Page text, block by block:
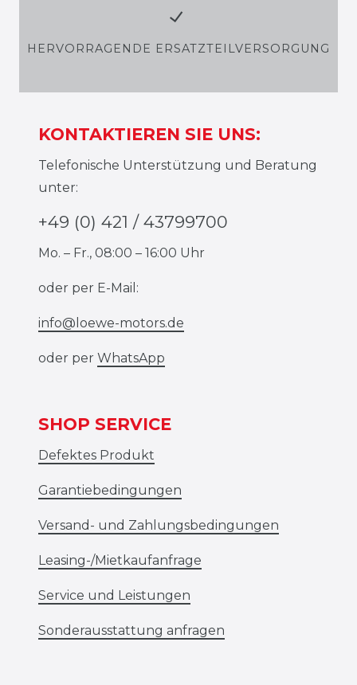
HERVORRAGENDE ERSATZTEILVERSORGUNG
KONTAKTIEREN SIE UNS:
Telefonische Unterstützung und Beratung
unter:
+49 (0) 421 / 43799700
Mo. – Fr., 08:00 – 16:00 Uhr
oder per E-Mail:
info@loewe-motors.de
oder per WhatsApp
SHOP SERVICE
Defektes Produkt
Garantiebedingungen
Versand- und Zahlungsbedingungen
Leasing-/Mietkaufanfrage
Service und Leistungen
Sonderausstattung anfragen